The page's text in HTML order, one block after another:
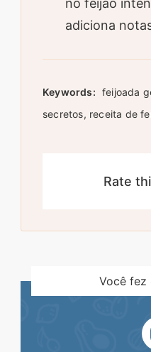
no feijão
adiciona
Keywords: feijoada
secretos, receita de
Rate
Você fez